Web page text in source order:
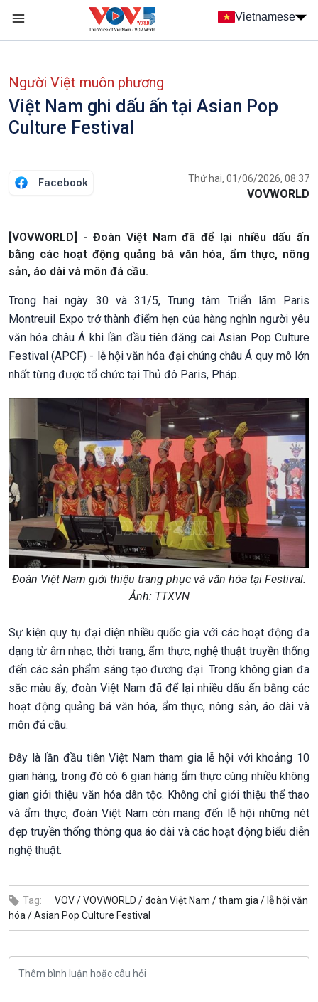
Nhảy đến nội dung
Vietnamese
Người Việt muôn phương
Việt Nam ghi dấu ấn tại Asian Pop
Culture Festival
Facebook Thứ hai, 01/06/2026, 08:37
VOVWORLD
[VOVWORLD] - Đoàn Việt Nam đã để lại nhiều dấu ấn
bằng các hoạt động quảng bá văn hóa, ẩm thực, nông
sản, áo dài và môn đá cầu.
Trong hai ngày 30 và 31/5, Trung tâm Triển lãm Paris
Montreuil Expo trở thành điểm hẹn của hàng nghìn người yêu
văn hóa châu Á khi lần đầu tiên đăng cai Asian Pop Culture
Festival (APCF) - lễ hội văn hóa đại chúng châu Á quy mô lớn
nhất từng được tổ chức tại Thủ đô Paris, Pháp.
Đoàn Việt Nam giới thiệu trang phục và văn hóa tại Festival.
Ảnh: TTXVN
Sự kiện quy tụ đại diện nhiều quốc gia với các hoạt động đa
dạng từ âm nhạc, thời trang, ẩm thực, nghệ thuật truyền thống
đến các sản phẩm sáng tạo đương đại. Trong không gian đa
sắc màu ấy, đoàn Việt Nam đã để lại nhiều dấu ấn bằng các
hoạt động quảng bá văn hóa, ẩm thực, nông sản, áo dài và
môn đá cầu.
Đây là lần đầu tiên Việt Nam tham gia lễ hội với khoảng 10
gian hàng, trong đó có 6 gian hàng ẩm thực cùng nhiều không
gian giới thiệu văn hóa dân tộc. Không chỉ giới thiệu thể thao
và ẩm thực, đoàn Việt Nam còn mang đến lễ hội những nét
đẹp truyền thống thông qua áo dài và các hoạt động biểu diễn
nghệ thuật.
Tag: VOV /VOVWORLD /đoàn Việt Nam /tham gia / lễ hội văn
hóa /Asian Pop Culture Festival